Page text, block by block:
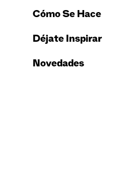
Cómo Se Hace
Déjate Inspirar
Novedades